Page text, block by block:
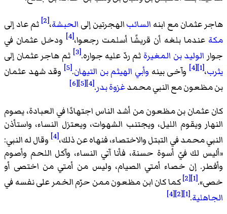
هاجر عثمان مع ابنه السائبالهجرتين إلى الحبشة،[2]
ثم عاد إلى
مكة عندما بلغه أن قريشًا أسلمت رجعوا،[4]
ودخل عثمان في
جوار الوليد بن المغيرة ثم ردّ عليه جواره.[3]
ثم هاجر عثمان إلى
يثرب،[1]
[4] وآخى بينه وأبي الهيثم بن التيهان.
[5]
وقد شهد عثمان
بن مظعون مع النبي محمدغزوة بدر.
[4]
[5]
[6]
كان عثمان بن مظعون من أشد الناس اجتهادًا في العبادة، يصوم
النهار ويقوم الليل، ويجتنب الشهوات، ويعتزل النساء، واستأذن
النبي محمد في التبتل والاختصاء، فنهاه عن ذلك،[4]
وقال له النبي:
«أليس لك فيّ أسوة حسنة، فأنا آتي النساء، وآكل اللحم وأصوم
وأفطر. إن خصاء أمتي الصيام، وليس من أمتي من اختصى أو
خصى».
[1]
[2]
كما كان ابن مظعون ممن حرّم الخمر على نفسه في
الجاهلية.
[1]
[2]
[4]